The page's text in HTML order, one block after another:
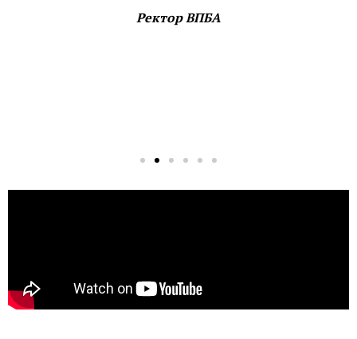
Ректор ВПБА